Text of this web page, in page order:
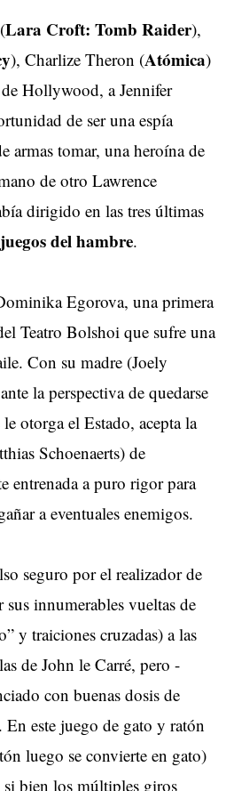
Lara Croft: Tomb Raider),
), Charlize Theron (Atómica)
Hollywood, a Jennifer
de ser una espía
armas tomar, una heroína de
de otro Lawrence
dirigido en las tres últimas
del hambre.
Egorova, una primera
Teatro Bolshoi que sufre una
Con su madre (Joely
la perspectiva de quedarse
otorga el Estado, acepta la
Schoenaerts) de
entrenada a puro rigor para
a eventuales enemigos.
seguro por el realizador de
sus innumerables vueltas de
y traiciones cruzadas) a las
de John le Carré, pero -
con buenas dosis de
este juego de gato y ratón
luego se convierte en gato)
si bien los múltiples giros